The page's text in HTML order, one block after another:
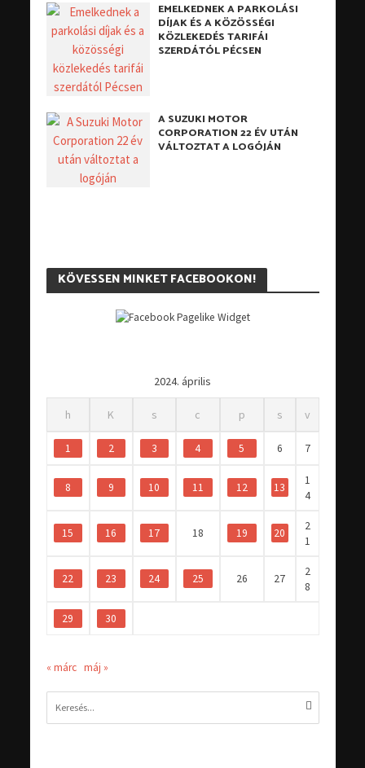
EMELKEDNEK A PARKOLÁSI
DÍJAK ÉS A KÖZÖSSÉGI
KÖZLEKEDÉS TARIFÁI
SZERDÁTÓL PÉCSEN
A SUZUKI MOTOR
CORPORATION 22 ÉV UTÁN
VÁLTOZTAT A LOGÓJÁN
KÖVESSEN MINKET FACEBOOKON!
2024. április
h K s c p s v
1 2 3 4 5 6 7
8 9 10 11 12 13
1
4
15 16 17 18 19 20
2
1
22 23 24 25 26 27
2
8
29 30
« márc máj »